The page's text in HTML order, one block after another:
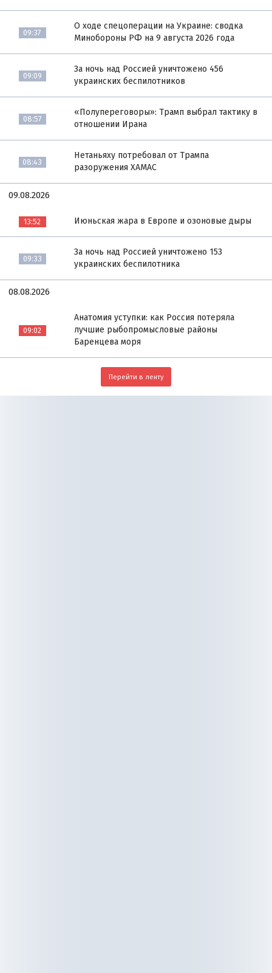
09:37
О ходе спецоперации на Украине: сводка
Минобороны РФ на 9 августа 2026 года
09:09
За ночь над Россией уничтожено 456
украинских беспилотников
08:57
«Полупереговоры»: Трамп выбрал тактику в
отношении Ирана
08:43
Нетаньяху потребовал от Трампа
разоружения ХАМАС
09.08.2026
13:52 Июньская жара в Европе и озоновые дыры
09:33
За ночь над Россией уничтожено 153
украинских беспилотника
08.08.2026
09:02
Анатомия уступки: как Россия потеряла
лучшие рыбопромысловые районы
Баренцева моря
Перейти в ленту